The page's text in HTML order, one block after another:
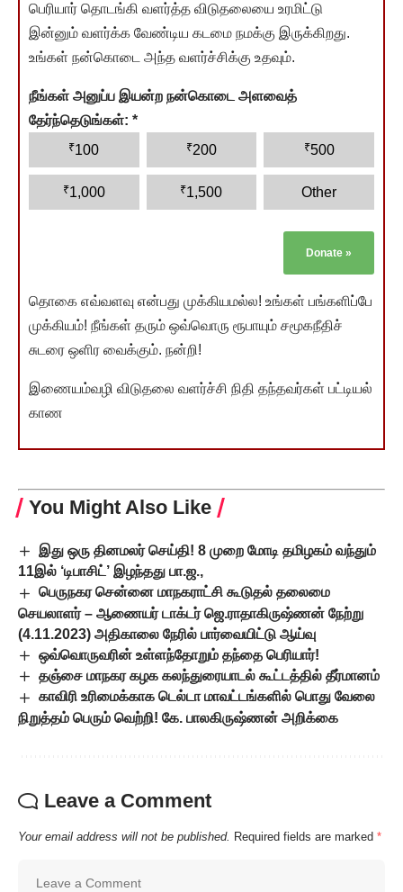
பெரியார் தொடங்கி வளர்த்த விடுதலையை உரமிட்டு
இன்னும் வளர்க்க வேண்டிய கடமை நமக்கு இருக்கிறது.
உங்கள் நன்கொடை அந்த வளர்ச்சிக்கு உதவும்.
நீங்கள் அனுப்ப இயன்ற நன்கொடை அளவைத்
தேர்ந்தெடுங்கள்: *
₹100 ₹200 ₹500
₹1,000 ₹1,500 Other
Donate »
தொகை எவ்வளவு என்பது முக்கியமல்ல! உங்கள் பங்களிப்பே
முக்கியம்! நீங்கள் தரும் ஒவ்வொரு ரூபாயும் சமூகநீதிச்
சுடரை ஒளிர வைக்கும். நன்றி!
இணையம்வழி விடுதலை வளர்ச்சி நிதி தந்தவர்கள் பட்டியல்
காண
You Might Also Like
இது ஒரு தினமலர் செய்தி! 8 முறை மோடி தமிழகம் வந்தும்
11இல் ‘டிபாசிட்’ இழந்தது பா.ஜ.,
பெருநகர சென்னை மாநகராட்சி கூடுதல் தலைமை
செயலாளர் – ஆணையர் டாக்டர் ஜெ.ராதாகிருஷ்ணன் நேற்று
(4.11.2023) அதிகாலை நேரில் பார்வையிட்டு ஆய்வு
ஒவ்வொருவரின் உள்ளந்தோறும் தந்தை பெரியார்!
தஞ்சை மாநகர கழக கலந்துரையாடல் கூட்டத்தில் தீர்மானம்
காவிரி உரிமைக்காக டெல்டா மாவட்டங்களில் பொது வேலை
நிறுத்தம் பெரும் வெற்றி! கே. பாலகிருஷ்ணன் அறிக்கை
Leave a Comment
Your email address will not be published. Required fields are marked *